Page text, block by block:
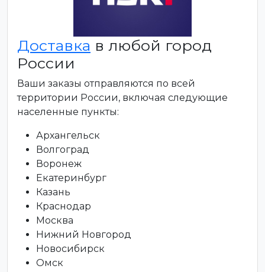
Доставка в любой город
России
Ваши заказы отправляются по всей
территории России, включая следующие
населенные пункты:
Архангельск
Волгоград
Воронеж
Екатеринбург
Казань
Краснодар
Москва
Нижний Новгород
Новосибирск
Омск